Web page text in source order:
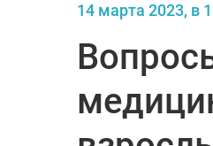
14 марта 2023, в